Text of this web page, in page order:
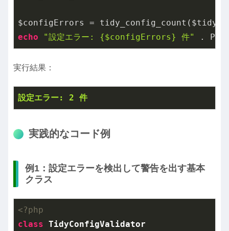
echo
"設定エラー: {$configErrors} 件"
実行結果：
設定エラー: 2 件
実践的なコード例
例1：設定エラーを検出して警告を出す基本
クラス
<?php
class TidyConfigValidator